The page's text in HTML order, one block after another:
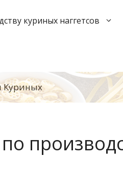
куриных наггетсов
Куриных